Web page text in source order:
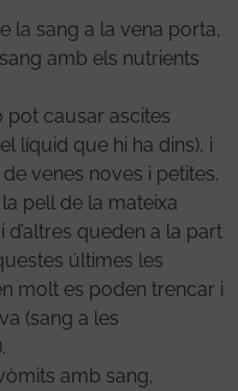
la sang a la vena porta,
amb els nutrients
pot causar ascites
líquid que hi ha dins), i
venes noves i petites.
pell de la mateixa
d’altres queden a la part
últimes les
molt es poden trencar i
(sang a les
amb sang,